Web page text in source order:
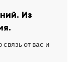
Из
от вас и